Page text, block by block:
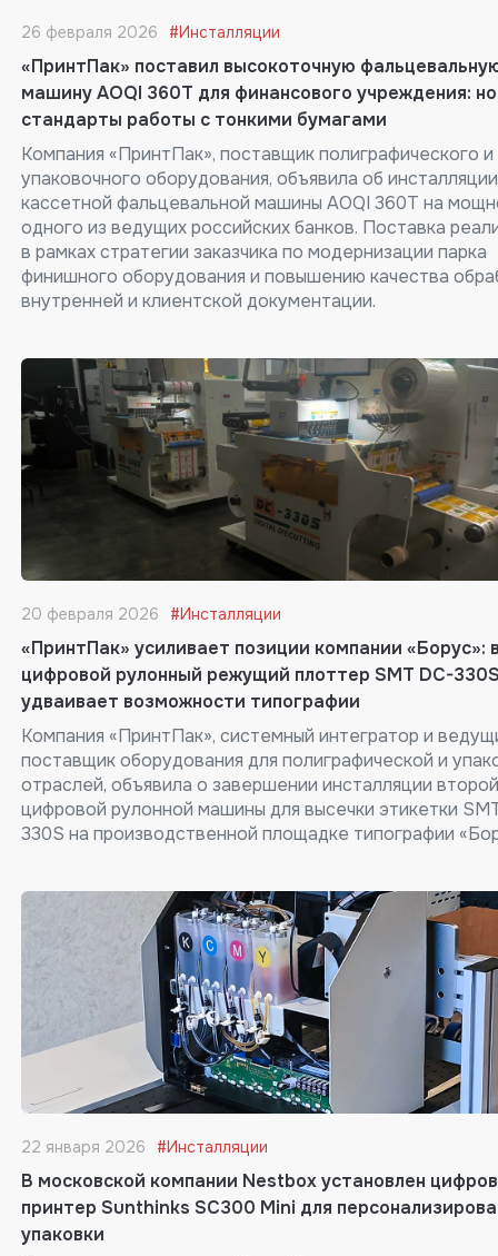
26 февраля 2026 #Инсталляции
«ПринтПак» поставил высокоточную
машину AOQI 360T для финансового учреждения:
стандарты работы с тонкими бумагами
Компания «ПринтПак», поставщик полиграфического и
упаковочного оборудования, объявила об
кассетной фальцевальной машины AOQI 360T на
одного из ведущих российских банков. Поставка
в рамках стратегии заказчика по модернизации парка
финишного оборудования и повышению качества
внутренней и клиентской документации.
20 февраля 2026 #Инсталляции
«ПринтПак» усиливает позиции компании «Борус»:
цифровой рулонный режущий плоттер SMT DC-
удваивает возможности типографии
Компания «ПринтПак», системный интегратор и
поставщик оборудования для полиграфической и
отраслей, объявила о завершении инсталляции второй
цифровой рулонной машины для высечки этикетки
330S на производственной площадке типографии
22 января 2026 #Инсталляции
В московской компании Nestbox установлен
принтер Sunthinks SC300 Mini для
упаковки